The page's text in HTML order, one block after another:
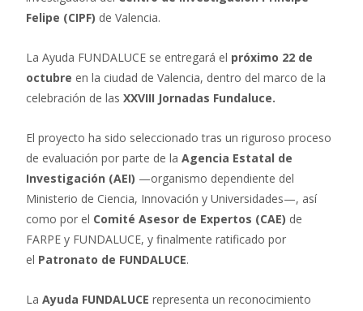
Felipe (CIPF) de Valencia.
La Ayuda FUNDALUCE se entregará el próximo 22 de
octubre en la ciudad de Valencia, dentro del marco de la
celebración de las XXVIII Jornadas Fundaluce.
El proyecto ha sido seleccionado tras un riguroso proceso
de evaluación por parte de la Agencia Estatal de
Investigación (AEI) —organismo dependiente del
Ministerio de Ciencia, Innovación y Universidades—, así
como por el Comité Asesor de Expertos (CAE) de
FARPE y FUNDALUCE, y finalmente ratificado por
el Patronato de FUNDALUCE.
La Ayuda FUNDALUCE representa un reconocimiento